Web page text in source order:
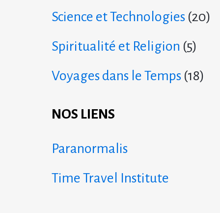
Science et Technologies (20)
Spiritualité et Religion (5)
Voyages dans le Temps (18)
NOS LIENS
Paranormalis
Time Travel Institute